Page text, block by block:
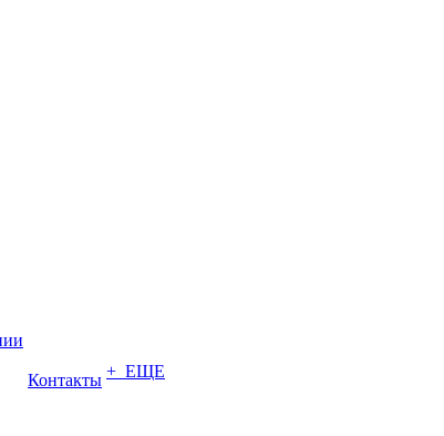
Контакты + ЕЩЕ